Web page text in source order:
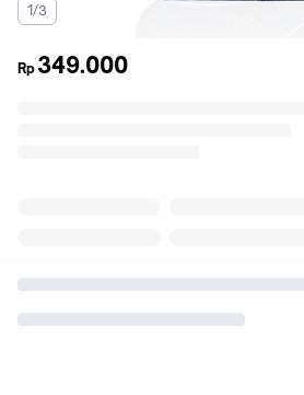
1/3
Rp 349.000